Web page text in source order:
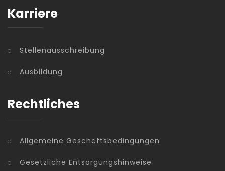
Karriere
Stellenausschreibung
Ausbildung
Rechtliches
Allgemeine Geschäftsbedingungen
Gesetzliche Entsorgungshinweise